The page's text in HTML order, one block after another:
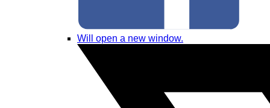
Will open a new window.